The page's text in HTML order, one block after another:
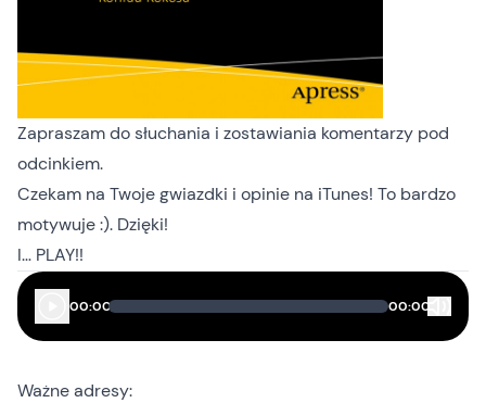
Zapraszam do słuchania i zostawiania komentarzy pod
odcinkiem.
Czekam na Twoje gwiazdki i opinie na iTunes! To bardzo
motywuje :). Dzięki!
I… PLAY!!
00:00 00:00
Ważne adresy: